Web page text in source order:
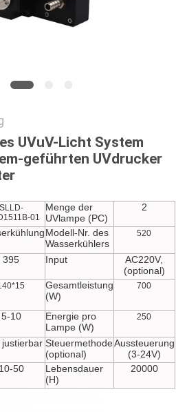
UVuV-Licht System
geführten UVdrucker
SLLD-
01
Menge der
UVlampe (PC)
2
Modell-Nr. des
Wasserkühlers
520
395 Input
AC220V,
(optional)
Gesamtleistung
(W)
700
5-10
Energie pro
Lampe (W)
250
justierbar Steuermethode
(optional)
Aussteuerung
(3-24V)
10-50
Lebensdauer
(H)
20000